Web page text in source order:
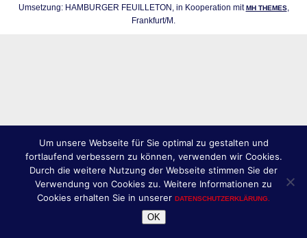
Umsetzung: HAMBURGER FEUILLETON, in Kooperation mitMH THEMES,
Frankfurt/M.
Um unsere Webseite für Sie optimal zu gestalten und
fortlaufend verbessern zu können, verwenden wir Cookies.
Durch die weitere Nutzung der Webseite stimmen Sie der
Verwendung von Cookies zu. Weitere Informationen zu
Cookies erhalten Sie in unserer DATENSCHUTZERKLÄRUNG.
OK